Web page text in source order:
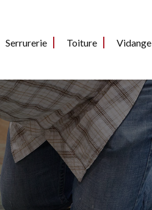
Serrurerie Toiture Vidange